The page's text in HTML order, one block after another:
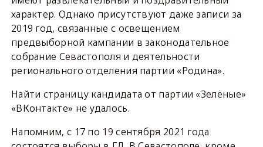
характер. Однако присутствуют даже записи за
2019 год, связанные с освещением
предвыборной кампании в законодательное
собрание Севастополя и деятельности
регионального отделения партии «Родина».
Найти страницу кандидата от партии «Зелёные»
«ВКонтакте» не удалось.
Напомним, с 17 по 19 сентября 2021 года